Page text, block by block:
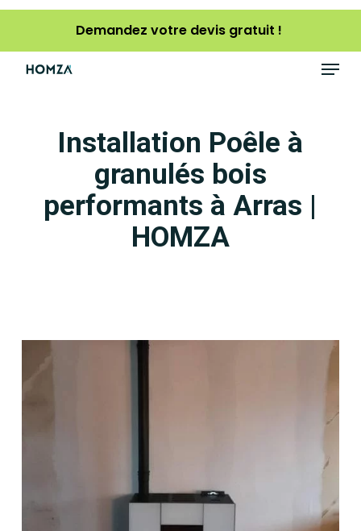
Skip
main
content
Demandez votre devis gratuit !
Menu
Installation Poêle à
granulés bois
performants à Arras |
HOMZA